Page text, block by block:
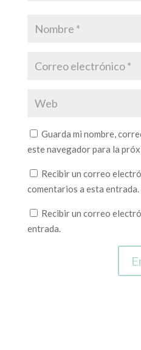
Guarda mi nombre,
este navegador para la
Recibir un correo
comentarios a esta entrada.
Recibir un correo
entrada.